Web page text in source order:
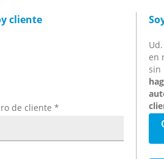
cliente
de cliente *
en
sin
fijación: 1.4401, juntas:
de retención: acero
(NSF / ANSI 51 y 61)